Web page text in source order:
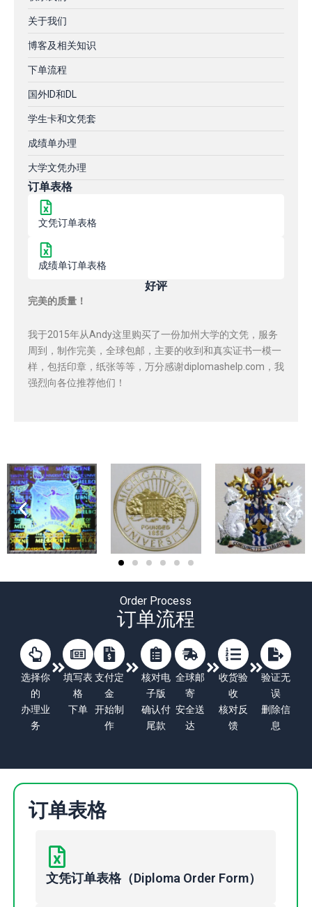
关于我们
博客及相关知识
下单流程
国外ID和DL
学生卡和文凭套
成绩单办理
大学文凭办理
订单表格
文凭订单表格
成绩单订单表格
好评
完美的质量！
我于2015年从Andy这里购买了一份加州大学的文凭，服务
周到，制作完美，全球包邮，主要的收到和真实证书一模一
样，包括印章，纸张等等，万分感谢diplomashelp.com，我
强烈向各位推荐他们！
Order Process
订单流程
选择你
的
办理业
务
填写表
格
下单
支付定
金
开始制
作
核对电
子版
确认付
尾款
全球邮
寄
安全送
达
收货验
收
核对反
馈
验证无
误
删除信
息
订单表格
文凭订单表格（Diploma Order Form）